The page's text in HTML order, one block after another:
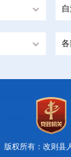
版权所有：改则县